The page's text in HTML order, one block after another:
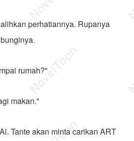
perhatiannya. Rupanya
rumah?"
makan."
Tante akan minta carikan ART